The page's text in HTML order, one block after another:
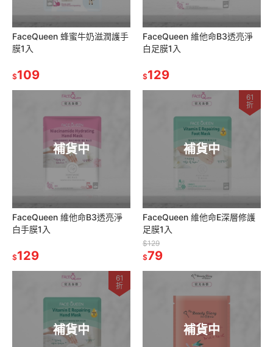
FaceQueen 蜂蜜牛奶滋潤護手
膜1入
$109
FaceQueen 維他命B3透亮淨
白足膜1入
$129
補貨中
FaceQueen 維他命B3透亮淨
白手膜1入
$129
補貨中
61
折
FaceQueen 維他命E深層修護
足膜1入
$129
$79
補貨中
61
折
補貨中